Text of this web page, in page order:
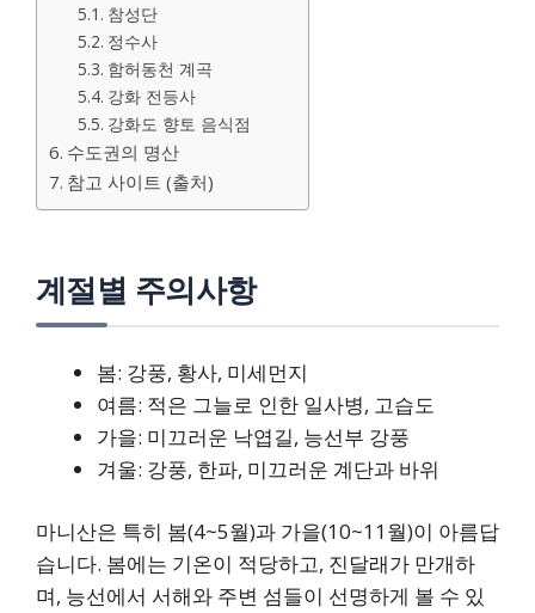
참성단
정수사
함허동천 계곡
강화 전등사
강화도 향토 음식점
수도권의 명산
참고 사이트 (출처)
계절별 주의사항
봄: 강풍, 황사, 미세먼지
여름: 적은 그늘로 인한 일사병, 고습도
가을: 미끄러운 낙엽길, 능선부 강풍
겨울: 강풍, 한파, 미끄러운 계단과 바위
마니산은 특히 봄(4~5월)과 가을(10~11월)이 아름답
습니다. 봄에는 기온이 적당하고, 진달래가 만개하
며, 능선에서 서해와 주변 섬들이 선명하게 볼 수 있